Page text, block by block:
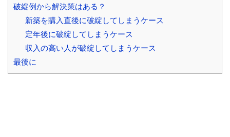
破綻例から解決策はある？
新築を購入直後に破綻してしまうケース
定年後に破綻してしまうケース
収入の高い人が破綻してしまうケース
最後に